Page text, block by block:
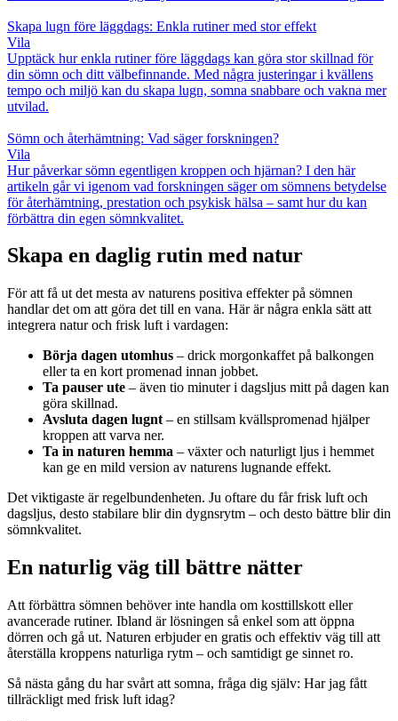
Skapa lugn före läggdags: Enkla rutiner med stor effekt
Vila
Upptäck hur enkla rutiner före läggdags kan göra stor skillnad för
din sömn och ditt välbefinnande. Med några justeringar i kvällens
tempo och miljö kan du skapa lugn, somna snabbare och vakna mer
utvilad.
Sömn och återhämtning: Vad säger forskningen?
Vila
Hur påverkar sömn egentligen kroppen och hjärnan? I den här
artikeln går vi igenom vad forskningen säger om sömnens betydelse
för återhämtning, prestation och psykisk hälsa – samt hur du kan
förbättra din egen sömnkvalitet.
Skapa en daglig rutin med natur
För att få ut det mesta av naturens positiva effekter på sömnen
handlar det om att göra det till en vana. Här är några enkla sätt att
integrera natur och frisk luft i vardagen:
Börja dagen utomhus – drick morgonkaffet på balkongen
eller ta en kort promenad innan jobbet.
Ta pauser ute – även tio minuter i dagsljus mitt på dagen kan
göra skillnad.
Avsluta dagen lugnt – en stillsam kvällspromenad hjälper
kroppen att varva ner.
Ta in naturen hemma – växter och naturligt ljus i hemmet
kan ge en mild version av naturens lugnande effekt.
Det viktigaste är regelbundenheten. Ju oftare du får frisk luft och
dagsljus, desto stabilare blir din dygnsrytm – och desto bättre blir din
sömnkvalitet.
En naturlig väg till bättre nätter
Att förbättra sömnen behöver inte handla om kosttillskott eller
avancerade rutiner. Ibland är lösningen så enkel som att öppna
dörren och gå ut. Naturen erbjuder en gratis och effektiv väg till att
återställa kroppens naturliga rytm – och samtidigt ge sinnet ro.
Så nästa gång du har svårt att somna, fråga dig själv: Har jag fått
tillräckligt med frisk luft idag?